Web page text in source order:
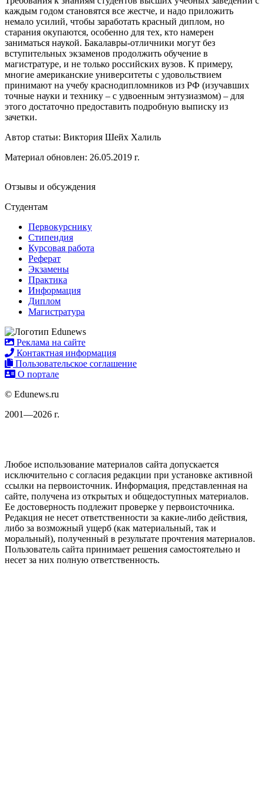
каждым годом становятся все жестче, и надо приложить
немало усилий, чтобы заработать красный диплом, но
старания окупаются, особенно для тех, кто намерен
заниматься наукой. Бакалавры-отличники могут без
вступительных экзаменов продолжить обучение в
магистратуре, и не только российских вузов. К примеру,
многие американские университеты с удовольствием
принимают на учебу краснодипломников из РФ (изучавших
точные науки и технику – с удвоенным энтузиазмом) – для
этого достаточно предоставить подробную выписку из
зачетки.
Автор статьи: Виктория Шейх Халиль
Материал обновлен: 26.05.2019 г.
Отзывы и обсуждения
Студентам
Первокурснику
Стипендия
Курсовая работа
Реферат
Экзамены
Практика
Информация
Диплом
Магистратура
Реклама на сайте
Контактная информация
Пользовательское соглашение
О портале
© Edunews.ru
2001—2026 г.
Любое использование материалов сайта допускается
исключительно с согласия редакции при установке активной
ссылки на первоисточник. Информация, представленная на
сайте, получена из открытых и общедоступных материалов.
Ее достоверность подлежит проверке у первоисточника.
Редакция не несет ответственности за какие-либо действия,
либо за возможный ущерб (как материальный, так и
моральный), полученный в результате прочтения материалов.
Пользователь сайта принимает решения самостоятельно и
несет за них полную ответственность.